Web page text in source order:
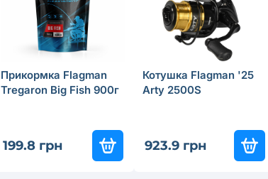
Прикормка Flagman
Tregaron Big Fish 900г
199.8 грн
Котушка Flagman '25
Arty 2500S
923.9 грн